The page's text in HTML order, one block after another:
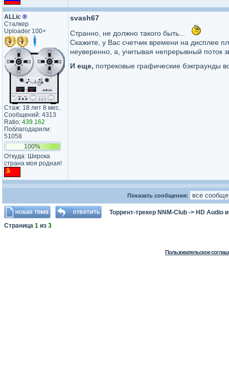
ALLic ®
Сталкер
Uploader 100+
Стаж: 18 лет 8 мес.
Сообщений: 4313
Ratio: 439.162
Поблагодарили:
51058
100%
Откуда: Широка
страна моя родная!
svash67
Странно, не должно такого быть...
Скажите, у Вас счетчик времени на дисплее
неуверенно, а, учитывая непрерывный поток
И еще, потрековые графические бэкграунды
Показать сообщения:
Торрент-трекер NNM-Club -> HD Audio
Страница 1 из 3
Пользовательское